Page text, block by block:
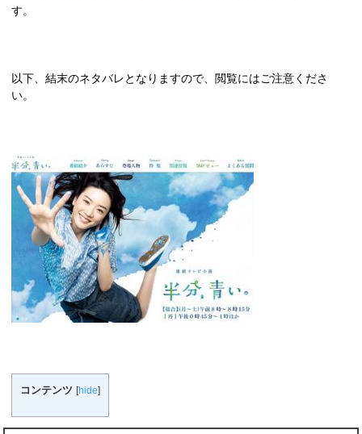
す。
以下、結末のネタバレとなりますので、閲覧にはご注意くださ
い。
コンテンツ [hide]